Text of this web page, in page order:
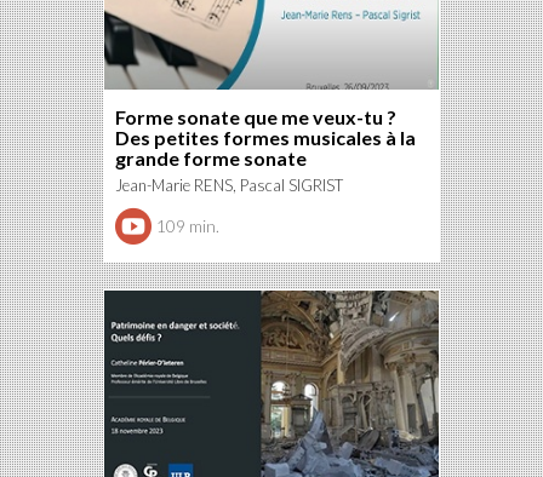
Forme sonate que me veux-tu ?
Des petites formes musicales à la
grande forme sonate
Jean-Marie RENS, Pascal SIGRIST
109 min.